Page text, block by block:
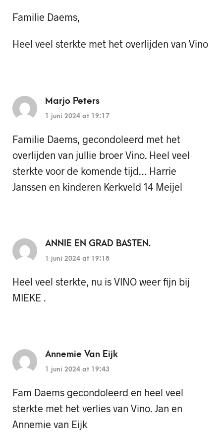
Familie Daems,
Heel veel sterkte met het overlijden van Vino
Marjo Peters
1 juni 2024 at 19:17
Familie Daems, gecondoleerd met het
overlijden van jullie broer Vino. Heel veel
sterkte voor de komende tijd… Harrie
Janssen en kinderen Kerkveld 14 Meijel
ANNIE EN GRAD BASTEN.
1 juni 2024 at 19:18
Heel veel sterkte, nu is VINO weer fijn bij
MIEKE .
Annemie Van Eijk
1 juni 2024 at 19:43
Fam Daems gecondoleerd en heel veel
sterkte met het verlies van Vino. Jan en
Annemie van Eijk